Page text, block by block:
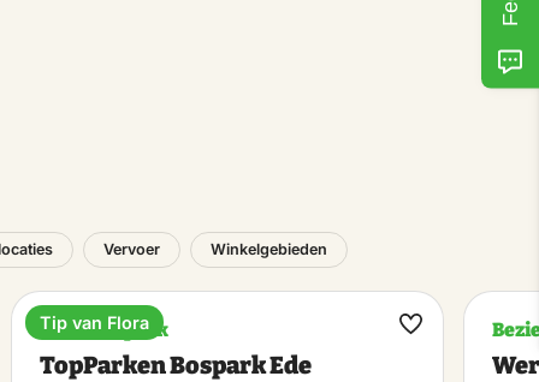
Vervoer Winkelgebieden
Vakantiepark
TopParken Bospark Ede
Tip van Flora
Maak